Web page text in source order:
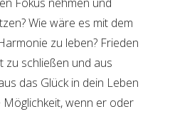
Wie wäre es mit dem
zu leben? Frieden
zu schließen und aus
das Glück in dein Leben
Möglichkeit, wenn er oder